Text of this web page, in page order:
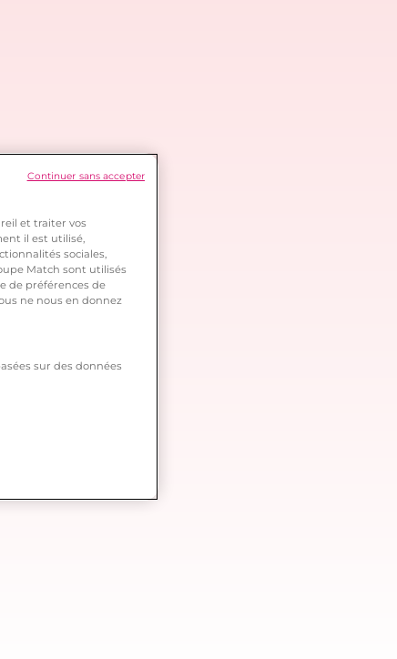
et traiter vos
il est utilisé,
sociales,
Match sont utilisés
de préférences de
ne nous en donnez
sur des données
Continuer sans accepter